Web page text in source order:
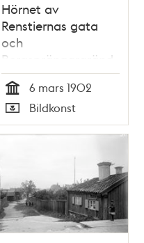
Hörnet av
Renstiernas gata
och
Bergsprängargränd.
På krönet
Bergsprängargränd
2Tid
6 mars 1902
Typ
Bildkonst